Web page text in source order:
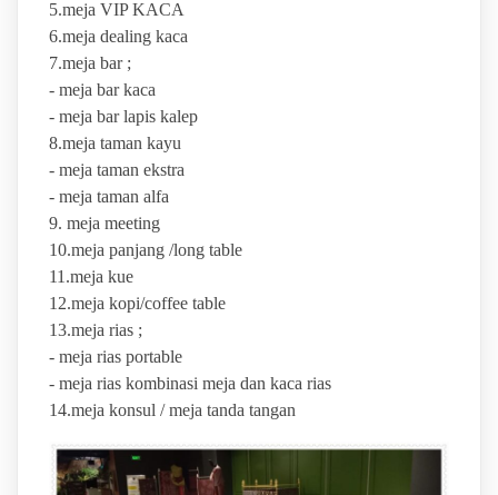
5.meja VIP KACA
6.meja dealing kaca
7.meja bar ;
- meja bar kaca
- meja bar lapis kalep
8.meja taman kayu
- meja taman ekstra
- meja taman alfa
9. meja meeting
10.meja panjang /long table
11.meja kue
12.meja kopi/coffee table
13.meja rias ;
- meja rias portable
- meja rias kombinasi meja dan kaca rias
14.meja konsul / meja tanda tangan